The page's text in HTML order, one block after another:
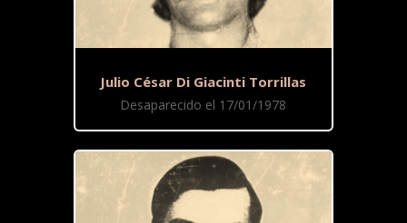
Julio César Di Giacinti Torrillas
Desaparecido el 17/01/1978